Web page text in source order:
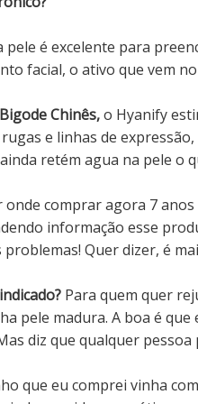
é excelente para
facial, o ativo que vem
Chinês,o Hyanify
e linhas de
retém agua na pele o
comprar agora 7 anos
informação esse
Quer dizer, é
Para quem quer
pele madura. A boa é
diz que qualquer
que eu comprei vinha